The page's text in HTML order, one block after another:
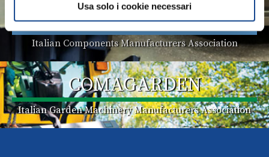
Usa solo i cookie necessari
COMACOMP
Italian Components Manufacturers Association
COMAGARDEN
Italian Garden Machinery Manufacturers Association